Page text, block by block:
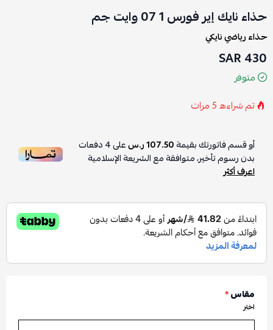
حذاء نايك إير فورس 1 07 وايت جم
حذاء رياضي نايكي
430 SAR
متوفر
تم شراءه5مرات
أو قسم فاتورتك بقيمة107.50 ر.س على4دفعات
بدون رسوم تأخير، متوافقة مع الشريعة الإسلامية
اعرف أكثر
مقاس*
اختر